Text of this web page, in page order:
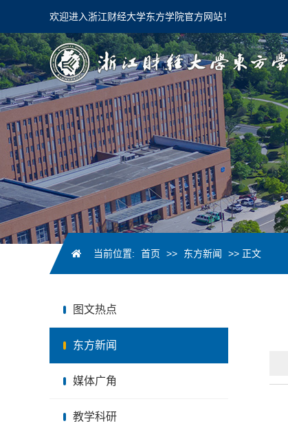
欢迎进入浙江财经大学东方学院官方网站！
当前位置: 首页 >> 东方新闻 >> 正文
图文热点
东方新闻
媒体广角
教学科研